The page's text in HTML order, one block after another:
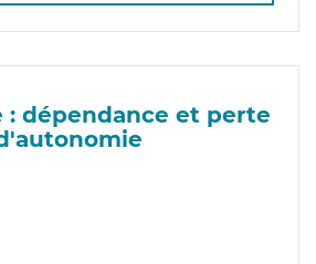
: dépendance et perte